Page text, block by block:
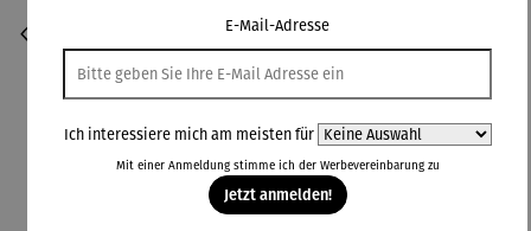
E-Mail-Adresse
Ich interessiere mich am meisten für
Mit einer Anmeldung stimme ich der Werbevereinbarungzu
Jetzt anmelden!